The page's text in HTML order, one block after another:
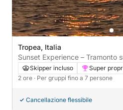
Tropea, Italia
Sunset Experience – Tramonto
Ore)Skipper incluso Super
2 ore · Per gruppi fino a 7 persone
Cancellazione flessibile